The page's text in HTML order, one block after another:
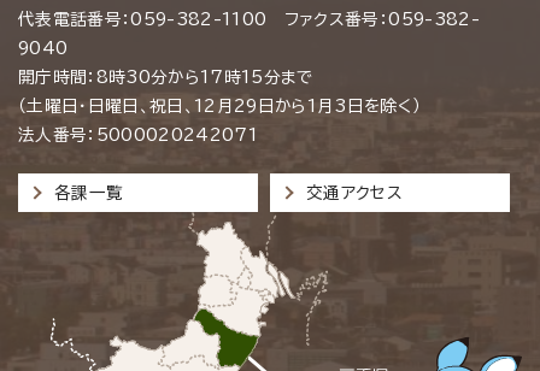
代表電話番号：059-382-1100 ファクス番号：059-382-
9040
開庁時間：8時30分から17時15分まで
（土曜日・日曜日、祝日、12月29日から1月3日を除く）
法人番号：5000020242071
各課一覧 交通アクセス